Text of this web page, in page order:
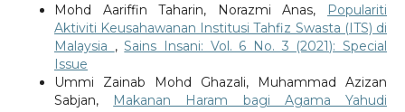
Mohd Aariffin Taharin, Norazmi Anas,
Populariti
Aktiviti Keusahawanan Institusi Tahfiz Swasta (ITS) di
Malaysia ,Sains Insani: Vol. 6 No. 3 (2021): Special
Issue
Ummi Zainab Mohd Ghazali, Muhammad Azizan
Sabjan,
Makanan Haram bagi Agama Yahudi